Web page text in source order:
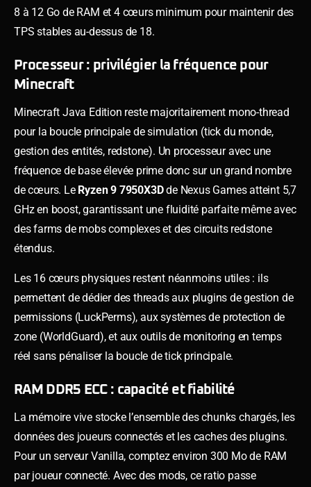
8 à 12 Go de RAM et 4 cœurs minimum pour maintenir des
TPS stables au-dessus de 18.
Processeur : privilégier la fréquence pour
Minecraft
Minecraft Java Edition reste majoritairement mono-thread
pour la boucle principale de simulation (tick du monde,
gestion des entités, redstone). Un processeur avec une
fréquence de base élevée prime donc sur un grand nombre
de cœurs. Le Ryzen 9 7950X3Dde Nexus Games atteint 5,7
GHz en boost, garantissant une fluidité parfaite même avec
des farms de mobs complexes et des circuits redstone
étendus.
Les 16 cœurs physiques restent néanmoins utiles : ils
permettent de dédier des threads aux plugins de gestion de
permissions (LuckPerms), aux systèmes de protection de
zone (WorldGuard), et aux outils de monitoring en temps
réel sans pénaliser la boucle de tick principale.
RAM DDR5 ECC : capacité et fiabilité
La mémoire vive stocke l’ensemble des chunks chargés, les
données des joueurs connectés et les caches des plugins.
Pour un serveur Vanilla, comptez environ 300 Mo de RAM
par joueur connecté. Avec des mods, ce ratio passe